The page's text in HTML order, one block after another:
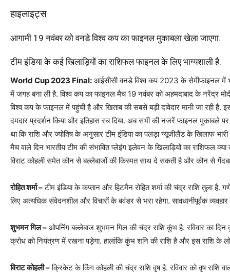
हाइलाइट्स
आगामी 19 नवंबर को वनडे विश्व कप का फाइनल मुकाबला खेला जाएगा.
टीम इंडिया के कई खिलाड़ियों का राशिफल फाइनल के लिए भाग्यशाली है.
World Cup 2023 Final: आईसीसी वनडे विश्व कप 2023 के सेमीफाइनल में
में जगह बना ली है. विश्व कप का फाइनल मैच 19 नवंबर को अहमदाबाद के नरेंद्र
विश्व कप के फाइनल में पहुंची है और खिताब की सबसे बड़ी दावेदार मानी जा रही है.
दमदार प्रदर्शन किया और इतिहास रच दिया. अब सभी की नजरें फाइनल मुकाबले
था कि राशि और ज्योतिष के अनुसार टीम इंडिया का पलड़ा न्यूजीलैंड के खिलाफ
मैच वाले दिन भारतीय टीम की संभावित प्लेइंग इलेवन के खिलाड़ियों का राशिफल क्या
विराट कोहली समेत कौन से बल्लेबाजों की किस्मत साथ दे सकती है और कौन से
रोहित शर्मा –टीम इंडिया के कप्तान और हिटमैन रोहित शर्मा की चंद्र राशि तुला है.
लिए अत्यधिक संवेदनशील और विचारों के बवंडर से भरा रहेगा. सावधानीपूर्वक
शुभमन गिल – ओपनिंग बल्लेबाज शुभमन गिल की चंद्र राशि कुंभ है. रविवार का दिन
क्रोध को नियंत्रण में रखना पड़ेगा. हालांकि कुंभ शनि की राशि है और इस राशि के
विराट कोहली –क्रिकेट के किंग कोहली की चंद्र राशि वृष है. रविवार को वृष